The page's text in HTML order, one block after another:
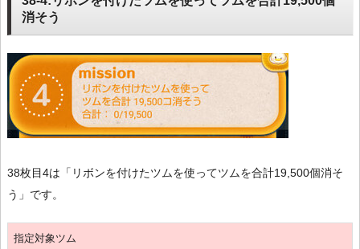
消そう
38枚目4は「リボンを付けたツムを使ってツムを合計19,500個消そ
う」です。
指定対象ツム